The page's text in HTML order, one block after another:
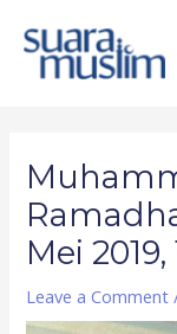
content
Mei
Leave a Comment